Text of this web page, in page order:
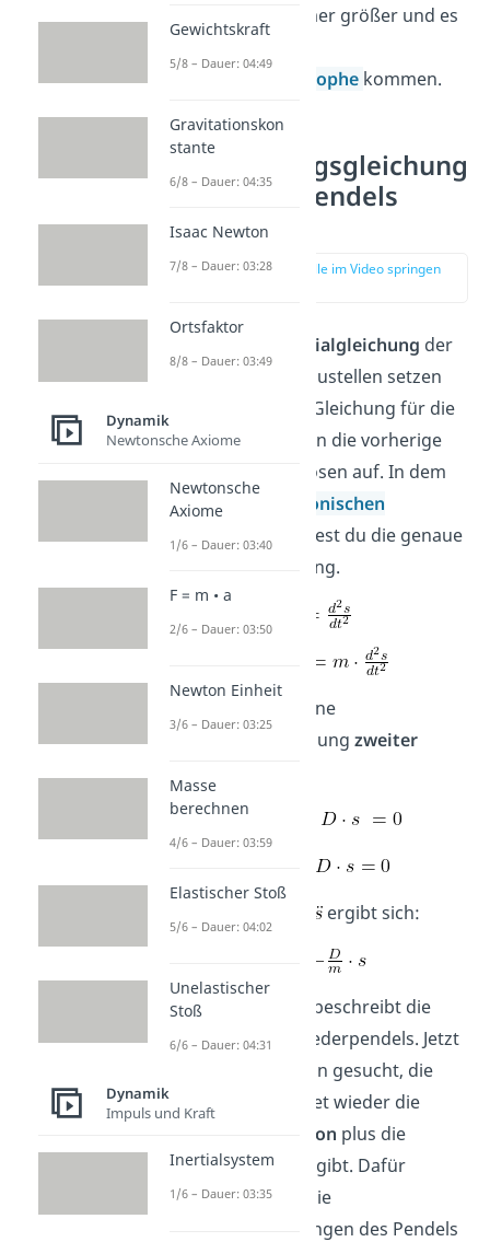
Schwingung immer größer und es
Resonanzkatastrophe kommen.
Schwingungsgleichung
des Federpendels
aufstellen
zur Stelle im Video springen
Differentialgleichung der
Schwingung aufzustellen setzen
wir die Weg-Zeit Gleichung für die
Beschleunigung in die vorherige
Formel ein und lösen auf. In dem
Artikel zur
harmonischen
Schwingung
findest du die genaue
Weg-Zeit Gleichung.
Nun haben wir eine
Differentialgleichung zweiter
ergibt sich:
Diese Gleichung beschreibt die
Bewegungdes Federpendels. Jetzt
wird eine Funktion gesucht, die
zweimal abgeleitet wieder die
Ursprungsfunktion plus die
Konstante
ergibt. Dafür
müssen wir auf die
Anfangsbedingungen des Pendels
Gewichtskraft
5/8 – Dauer: 04:49
Gravitationskon
stante
6/8 – Dauer: 04:35
Isaac Newton
7/8 – Dauer: 03:28
Ortsfaktor
8/8 – Dauer: 03:49
Dynamik
Newtonsche Axiome
Newtonsche
Axiome
1/6 – Dauer: 03:40
F = m • a
2/6 – Dauer: 03:50
Newton Einheit
3/6 – Dauer: 03:25
Masse
berechnen
4/6 – Dauer: 03:59
Elastischer Stoß
5/6 – Dauer: 04:02
Unelastischer
Stoß
6/6 – Dauer: 04:31
Dynamik
Impuls und Kraft
Inertialsystem
1/6 – Dauer: 03:35